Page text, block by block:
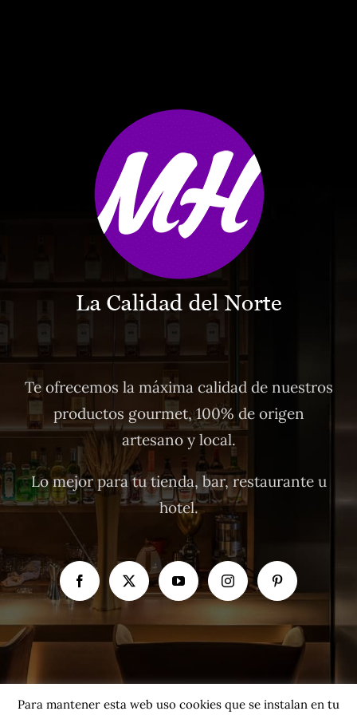
Te ofrecemos la máxima calidad de nuestros
productos gourmet, 100% de origen
artesano y local.
Lo mejor para tu tienda, bar, restaurante u
hotel.
Para mantener esta web uso cookies que se instalan en tu